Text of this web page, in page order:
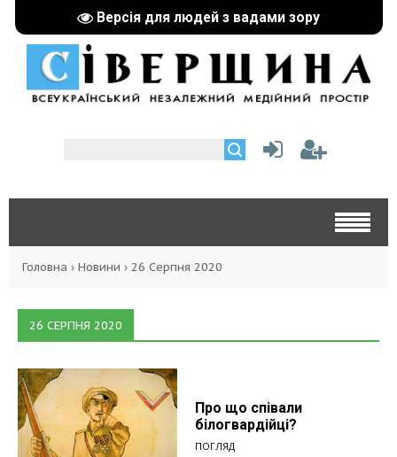
Версія для людей з вадами зору
Головна › Новини › 26 Серпня 2020
26 СЕРПНЯ 2020
Про що співали
білогвардійці?
ПОГЛЯД